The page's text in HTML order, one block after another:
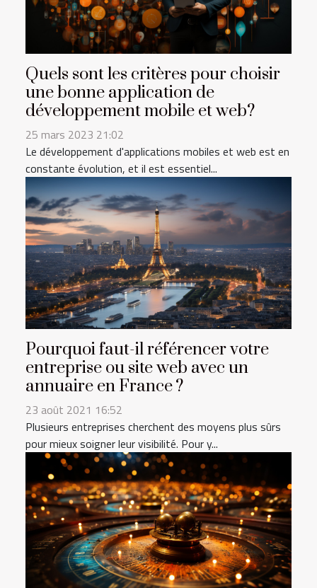
Quels sont les critères pour choisir
une bonne application de
développement mobile et web?
25 mars 2023 21:02
Le développement d'applications mobiles et web est en
constante évolution, et il est essentiel...
Pourquoi faut-il référencer votre
entreprise ou site web avec un
annuaire en France ?
23 août 2021 16:52
Plusieurs entreprises cherchent des moyens plus sûrs
pour mieux soigner leur visibilité. Pour y...